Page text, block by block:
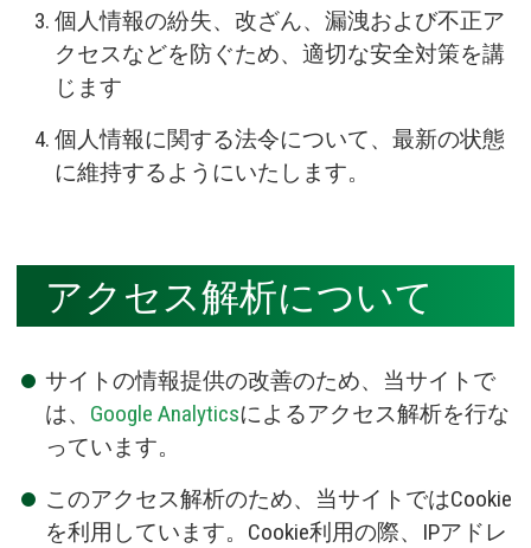
個人情報の紛失、改ざん、漏洩および不正ア
クセスなどを防ぐため、適切な安全対策を講
じます
個人情報に関する法令について、最新の状態
に維持するようにいたします。
アクセス解析について
サイトの情報提供の改善のため、当サイトで
は、 Google Analyticsによるアクセス解析を行な
っています。
このアクセス解析のため、当サイトではCookie
を利用しています。Cookie利用の際、IPアドレ